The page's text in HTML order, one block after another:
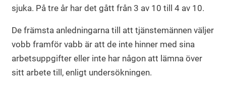
sjuka. På tre år har det gått från 3 av 10 till 4 av 10.
De främsta anledningarna till att tjänstemännen väljer
vobb framför vabb är att de inte hinner med sina
arbetsuppgifter eller inte har någon att lämna över
sitt arbete till, enligt undersökningen.